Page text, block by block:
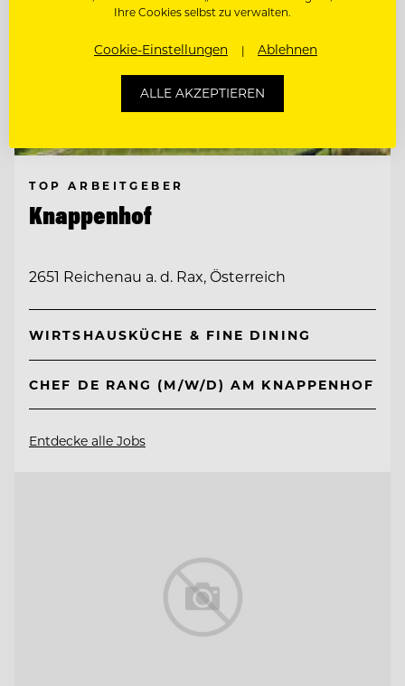
TOP ARBEITGEBER
Knappenhof
2651 Reichenau a. d. Rax, Österreich
WIRTSHAUSKÜCHE & FINE DINING
CHEF DE RANG (M/W/D) AM KNAPPENHOF
Entdecke alle Jobs
Ihre Cookies selbst zu verwalten.
Cookie-Einstellungen Ablehnen
ALLE AKZEPTIEREN